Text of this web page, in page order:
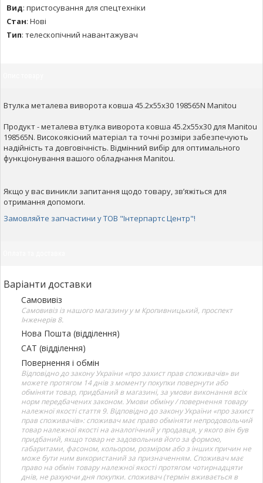
Вид: пристосування для спецтехніки
Стан: Нові
Тип: телескопічний навантажувач
Втулка металева виворота ковша 45.2x55x30 198565N Manitou
Продукт - металева втулка виворота ковша 45.2x55x30 для Manitou
198565N. Високоякісний матеріал та точні розміри забезпечують
надійність та довговічність. Відмінний вибір для оптимального
функціонування вашого обладнання Manitou.
Якщо у вас виникли запитання щодо товару, зв’яжіться для
отримання допомоги.
Замовляйте запчастини у ТОВ "Інтерпартс Центр"!
Варіанти доставки
Самовивіз
Самовивіз із нашого магазину у м Кропивницький, проспект
Інженерів 8.
Нова Пошта (відділення)
САТ (відділення)
Повернення і обмін
Відповідно до закону України «про захист прав споживачів» ви
можете протягом 14 днів з моменту покупки повернути або
обміняти товар, придбаний в магазині, за умови виконання всіх
норм передбачених законом. Умови обміну / повернення товару
належної якості стаття 9. Відповідно до закону України «про захист
прав споживачів»: споживач має право обміняти непродовольчий
товар належної якості на аналогічний у продавця, у якого він був
придбаний, якщо товар не задовольнив його за формою,
габаритами, фасоном, кольором, розміром або з інших причин не
може бути ним використаний за призначенням. Споживач має
право на обмін товару належної якості протягом чотирнадцяти
днів, не рахуючи дня покупки. споживач (термін вживається в